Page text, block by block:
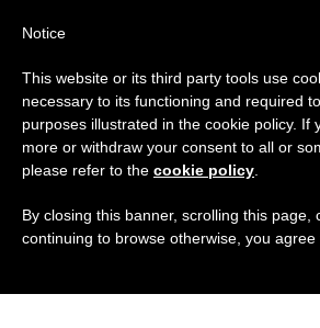
Notice
This website or its third party tools use
necessary to its functioning and required
purposes illustrated in the cookie policy. If
more or withdraw your consent to all or
please refer to the cookie policy
By closing this banner, scrolling this page,
continuing to browse otherwise, you agree